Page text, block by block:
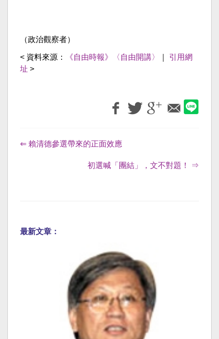
（政治觀察者）
< 資料來源： 《自由時報》〈自由開講〉
引用網
址 >
⇐ 賴清德參選帶來的正面效應
初選喊「團結」，文不對題！ ⇒
最新文章：